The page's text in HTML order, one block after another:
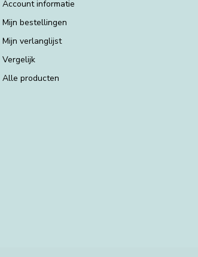
Account informatie
Mijn bestellingen
Mijn verlanglijst
Vergelijk
Alle producten